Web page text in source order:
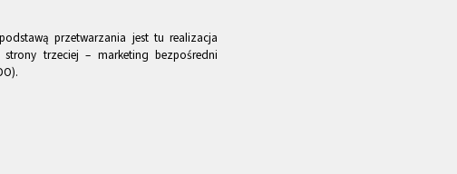
przetwarzania jest tu realizacja
trzeciej – marketing bezpośredni